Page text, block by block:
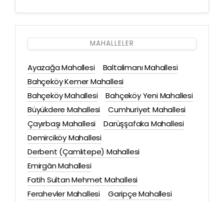
MAHALLELER
Ayazağa Mahallesi
Baltalimanı Mahallesi
Bahçeköy Kemer Mahallesi
Bahçeköy Mahallesi
Bahçeköy Yeni Mahallesi
Büyükdere Mahallesi
Cumhuriyet Mahallesi
Çayırbaşı Mahallesi
Darüşşafaka Mahallesi
Demirciköy Mahallesi
Derbent (Çamlıtepe) Mahallesi
Emirgân Mahallesi
Fatih Sultan Mehmet Mahallesi
Ferahevler Mahallesi
Garipçe Mahallesi